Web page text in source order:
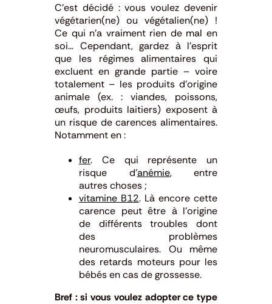
C’est décidé : vous voulez devenir
végétarien(ne) ou végétalien(ne) !
Ce qui n’a vraiment rien de mal en
soi… Cependant, gardez à l’esprit
que les régimes alimentaires qui
excluent en grande partie – voire
totalement – les produits d’origine
animale (ex. : viandes, poissons,
œufs, produits laitiers) exposent à
un risque de carences alimentaires.
Notamment en :
fer. Ce qui représente un
risque d’anémie, entre
autres choses ;
vitamine B12. Là encore cette
carence peut être à l’origine
de différents troubles dont
des problèmes
neuromusculaires. Ou même
des retards moteurs pour les
bébés en cas de grossesse.
Bref : si vous voulez adopter ce type